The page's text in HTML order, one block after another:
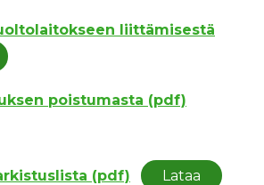
liittämisestä
poistumasta (pdf)
(pdf) Lataa